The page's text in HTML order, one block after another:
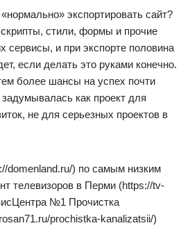
экспортировать сайт?
стили, формы и прочие
сервисы, и при экспорте половина
если делать это руками конечно.
более шансы на успех почти
как проект для
не для серьезных проектов в
domenland.ru/) по самым низким
телевизоров в Перми (https://tv-
№1 Прочистка
prochistka-kanalizatsii/)